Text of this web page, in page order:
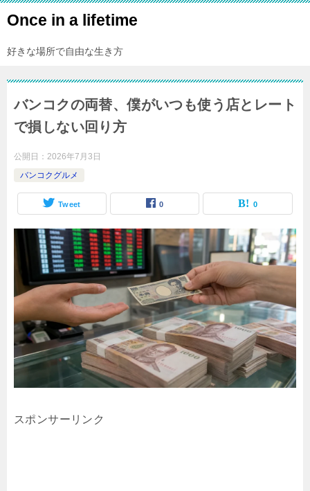
Once in a lifetime
好きな場所で自由な生き方
バンコクの両替、僕がいつも使う店とレート
で損しない回り方
公開日： 2026年7月3日
バンコクグルメ
Tweet 0 0
スポンサーリンク